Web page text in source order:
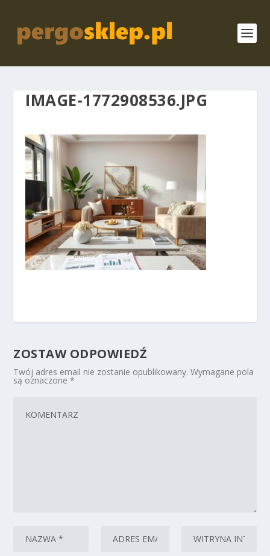
IMAGE-1772908536.JPG
ZOSTAW ODPOWIEDŹ
Twój adres email nie zostanie opublikowany. Wymagane pola
są oznaczone*